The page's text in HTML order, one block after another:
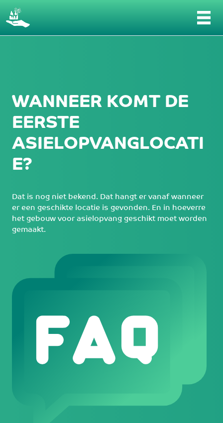
WANNEER KOMT DE
EERSTE
ASIELOPVANGLOCATI
E?
Dat is nog niet bekend. Dat hangt er vanaf wanneer
er een geschikte locatie is gevonden. En in hoeverre
het gebouw voor asielopvang geschikt moet worden
gemaakt.